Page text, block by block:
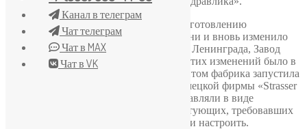
В 1946 г. предприятие приступило к изготовлению
электромеханических устройств времени и вновь изменило
название на ЭЧЛ (Электрические часы Ленинграда, Завод
электрических часов). Основание для этих изменений было в
том, что в связи с послевоенным ремонтом фабрика запустила
производство точных хронометров немецкой фирмы «Strasser
& Rohde». В Советском Союзе их отправляли в виде
заготовленных установочных комплектующих, требовавших
лишь минимум усилий, чтобы собрать и настроить.
Канал в телеграм
Чат телеграм
Чат в MAX
Чат в VK